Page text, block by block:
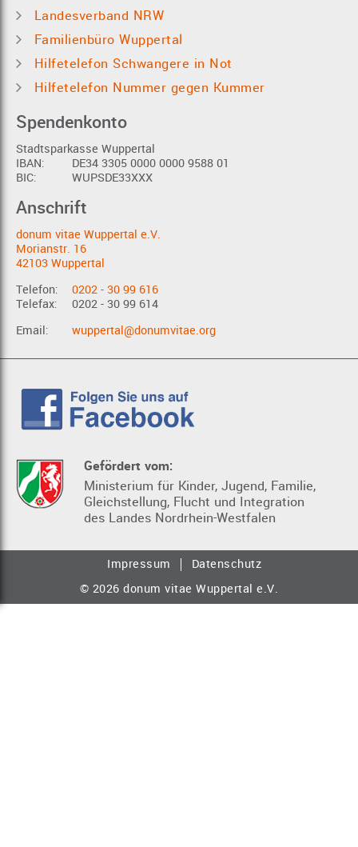
Landesverband NRW
Familienbüro Wuppertal
Hilfetelefon Schwangere in Not
Hilfetelefon Nummer gegen Kummer
Spendenkonto
Stadtsparkasse Wuppertal
IBAN:
DE34 3305 0000 0000 9588 01
BIC:
WUPSDE33XXX
Anschrift
donum vitae Wuppertal e.V.
Morianstr. 16
42103 Wuppertal
Telefon:
0202 - 30 99 616
Telefax:
0202 - 30 99 614
Email:
wuppertal@donumvitae.org
Gefördert vom:
Ministerium für Kinder, Jugend, Familie,
Gleichstellung, Flucht und Integration
des Landes Nordrhein-Westfalen
© 2026 donum vitae Wuppertal e.V.
Impressum Datenschutz